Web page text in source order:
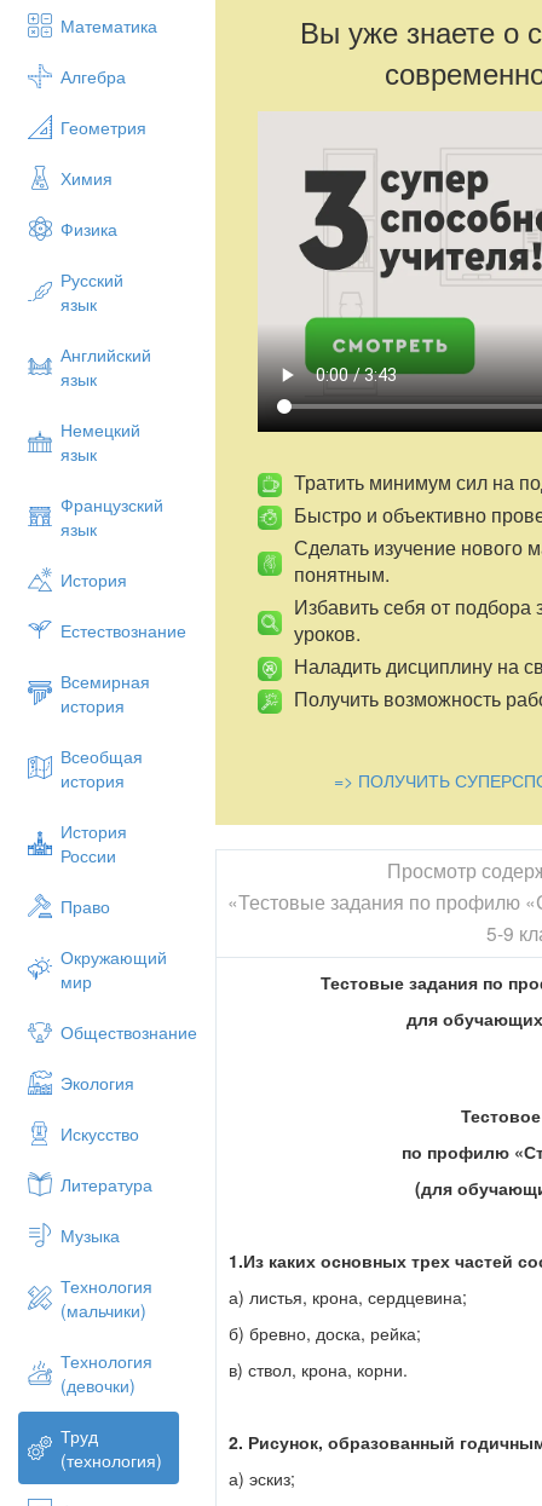
Математика
Алгебра
Геометрия
Химия
Физика
Русский
язык
Английский
язык
Немецкий
язык
Французский
язык
История
Естествознание
Всемирная
история
Всеобщая
история
История
России
Право
Окружающий
мир
Обществознание
Экология
Искусство
Литература
Музыка
Технология
(мальчики)
Технология
(девочки)
Труд
(технология)
Вы уже знаете о
Тратить минимум сил на
Быстро и объективно
Сделать изучение нового
понятным.
Избавить себя от подбора
уроков.
Наладить дисциплину на
Получить возможность
=> ПОЛУЧИТЬ
Просмотр
«Тестовые задания по профилю
5-9
Тестовые задания по
для
по профилю
(для
1.Из каких основных трех частей
а) листья, крона, сердцевина;
б) бревно, доска, рейка;
в) ствол, крона, корни.
2. Рисунок, образованный
а) эскиз;